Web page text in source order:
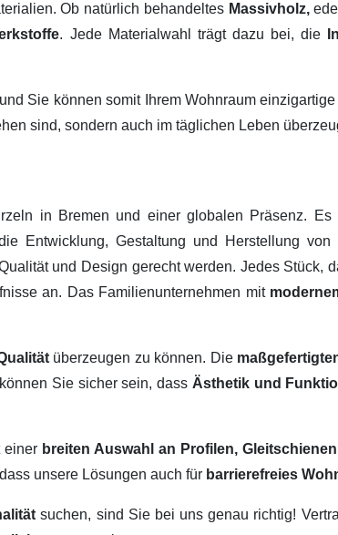
Ob natürlich behandeltes Massivholz,
. Jede Materialwahl trägt dazu bei, die
und Sie können somit Ihrem Wohnraum
sind, sondern auch im täglichen Leben
in Bremen und einer globalen Präsenz. Es
Entwicklung, Gestaltung und Herstellung von
und Design gerecht werden. Jedes Stück,
an. Das Familienunternehmen mit
überzeugen zu können. Die
Sie sicher sein, dass Ästhetik und
einer breiten Auswahl an Profilen,
unsere Lösungen auch für barrierefreies
suchen, sind Sie bei uns genau richtig!